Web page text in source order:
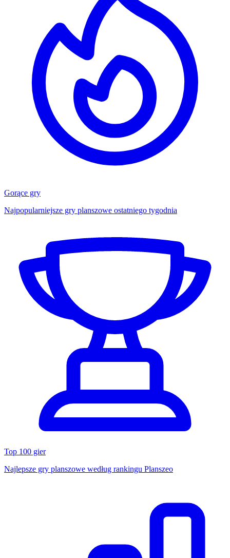
Gorące gry
Najpopularniejsze gry planszowe ostatniego tygodnia
Top 100 gier
Najlepsze gry planszowe według rankingu Planszeo